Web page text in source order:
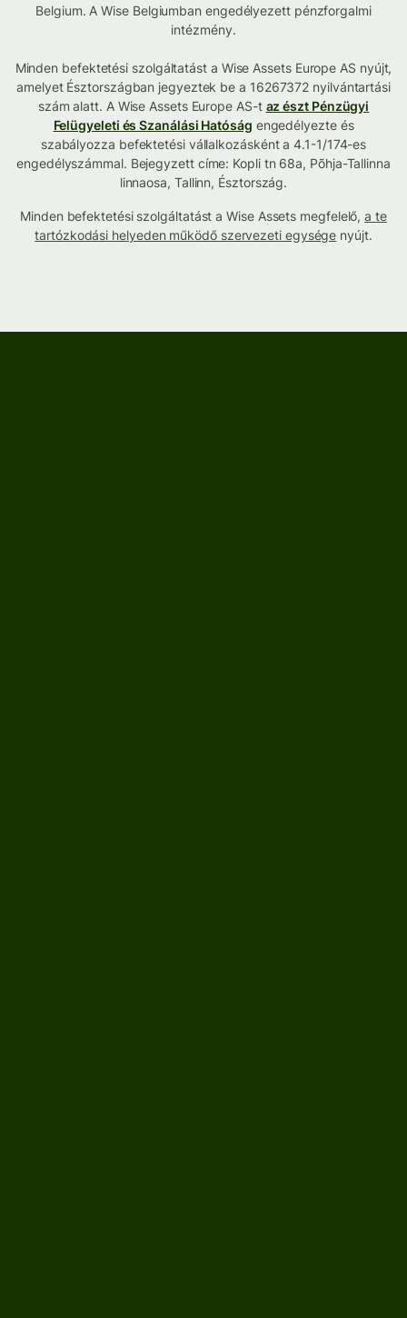
Belgium. A Wise Belgiumban engedélyezett pénzforgalmi
intézmény.
Minden befektetési szolgáltatást a Wise Assets Europe AS nyújt,
amelyet Észtországban jegyeztek be a 16267372 nyilvántartási
szám alatt. A Wise Assets Europe AS-t az észt Pénzügyi
Felügyeleti és Szanálási Hatóság engedélyezte és
szabályozza befektetési vállalkozásként a 4.1-1/174-es
engedélyszámmal. Bejegyzett címe: Kopli tn 68a, Põhja-Tallinna
linnaosa, Tallinn, Észtország.
Minden befektetési szolgáltatást a Wise Assets megfelelő,a te
tartózkodási helyeden működő szervezeti egysége nyújt.